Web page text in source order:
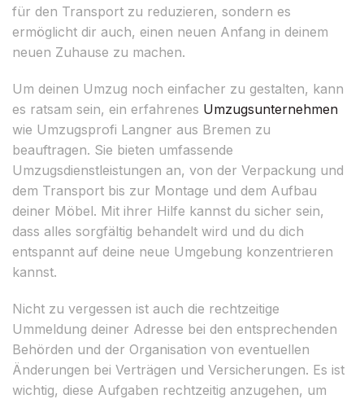
für den Transport zu reduzieren, sondern es
ermöglicht dir auch, einen neuen Anfang in deinem
neuen Zuhause zu machen.
Um deinen Umzug noch einfacher zu gestalten, kann
es ratsam sein, ein erfahrenes Umzugsunternehmen
wie Umzugsprofi Langner aus Bremen zu
beauftragen. Sie bieten umfassende
Umzugsdienstleistungen an, von der Verpackung und
dem Transport bis zur Montage und dem Aufbau
deiner Möbel. Mit ihrer Hilfe kannst du sicher sein,
dass alles sorgfältig behandelt wird und du dich
entspannt auf deine neue Umgebung konzentrieren
kannst.
Nicht zu vergessen ist auch die rechtzeitige
Ummeldung deiner Adresse bei den entsprechenden
Behörden und der Organisation von eventuellen
Änderungen bei Verträgen und Versicherungen. Es ist
wichtig, diese Aufgaben rechtzeitig anzugehen, um